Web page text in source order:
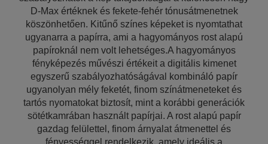
D-Max értéknek és fekete-fehér tónusátmenetnek
köszönhetően. Kitűnő színes képeket is nyomtathat
ugyanarra a papírra, ami a hagyományos rost alapú
papíroknál nem volt lehetséges.A hagyományos
fényképezés művészi értékeit a digitális kimenet
egyszerű szabályozhatóságával kombináló papír
ugyanolyan mély feketét, finom színátmeneteket és
tartós nyomatokat biztosít, mint a korábbi generációk
sötétkamrában használt papírjai. A rost alapú papír
gazdag felülettel, finom árnyalat átmenettel és
fényességgel rendelkezik, amely ideális a